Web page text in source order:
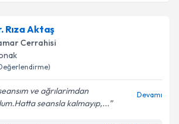
e-posta ile bilgilendireceğiz.
işlenmesine ilişkin
Rıza Aktaş
Cerrahisi
ve ağrılarimdan
seansla kalmayıp,...
Devamı